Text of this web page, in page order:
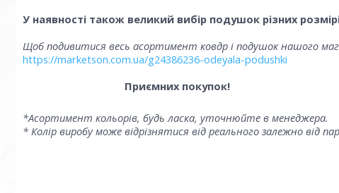
У наявності також великий вибір подушок різних
Щоб подивитися весь асортимент ковдр і подушок нашого
https://marketson.com.ua/g24386236-odeyala-podushki
Приємних покупок!
*Асортимент кольорів, будь ласка, уточнюйте в менеджера.
* Колір виробу може відрізнятися від реального залежно від